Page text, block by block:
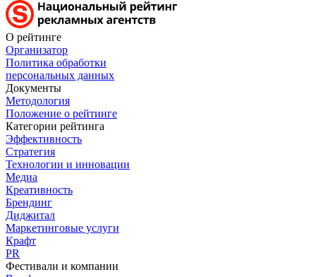
О рейтинге
Организатор
Политика обработки
персональных данных
Документы
Методология
Положение о рейтинге
Категории рейтинга
Эффективность
Стратегия
Технологии и инновации
Медиа
Креативность
Брендинг
Диджитал
Маркетинговые услуги
Крафт
PR
Фестивали и компании